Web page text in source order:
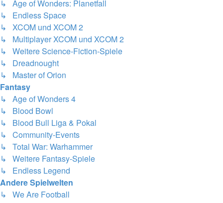
↳ Age of Wonders: Planetfall
↳ Endless Space
↳ XCOM und XCOM 2
↳ Multiplayer XCOM und XCOM 2
↳ Weitere Science-Fiction-Spiele
↳ Dreadnought
↳ Master of Orion
Fantasy
↳ Age of Wonders 4
↳ Blood Bowl
↳ Blood Bull Liga & Pokal
↳ Community-Events
↳ Total War: Warhammer
↳ Weitere Fantasy-Spiele
↳ Endless Legend
Andere Spielwelten
↳ We Are Football